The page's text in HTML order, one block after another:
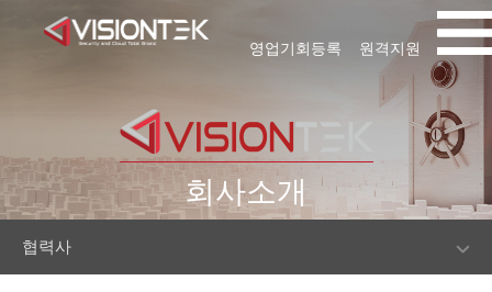
원격지원
영업기회등록
회사소개
협력사